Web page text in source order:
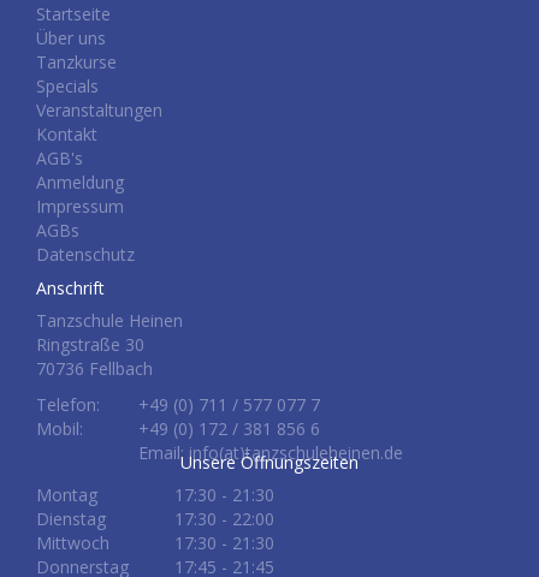
Startseite
Über uns
Tanzkurse
Specials
Veranstaltungen
Kontakt
AGB's
Anmeldung
Impressum
AGBs
Datenschutz
Anschrift
Tanzschule Heinen
Ringstraße 30
70736 Fellbach
Telefon:
+49 (0) 711 / 577 077 7
Mobil:
+49 (0) 172 / 381 856 6
Email: info(at)tanzschuleheinen.de
Unsere Öffnungszeiten
Montag
17:30 - 21:30
Dienstag
17:30 - 22:00
Mittwoch
17:30 - 21:30
Donnerstag
17:45 - 21:45